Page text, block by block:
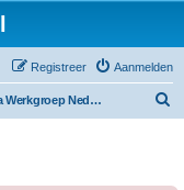
Aanmelden
Registreer
Tetra Werkgroep Nederland